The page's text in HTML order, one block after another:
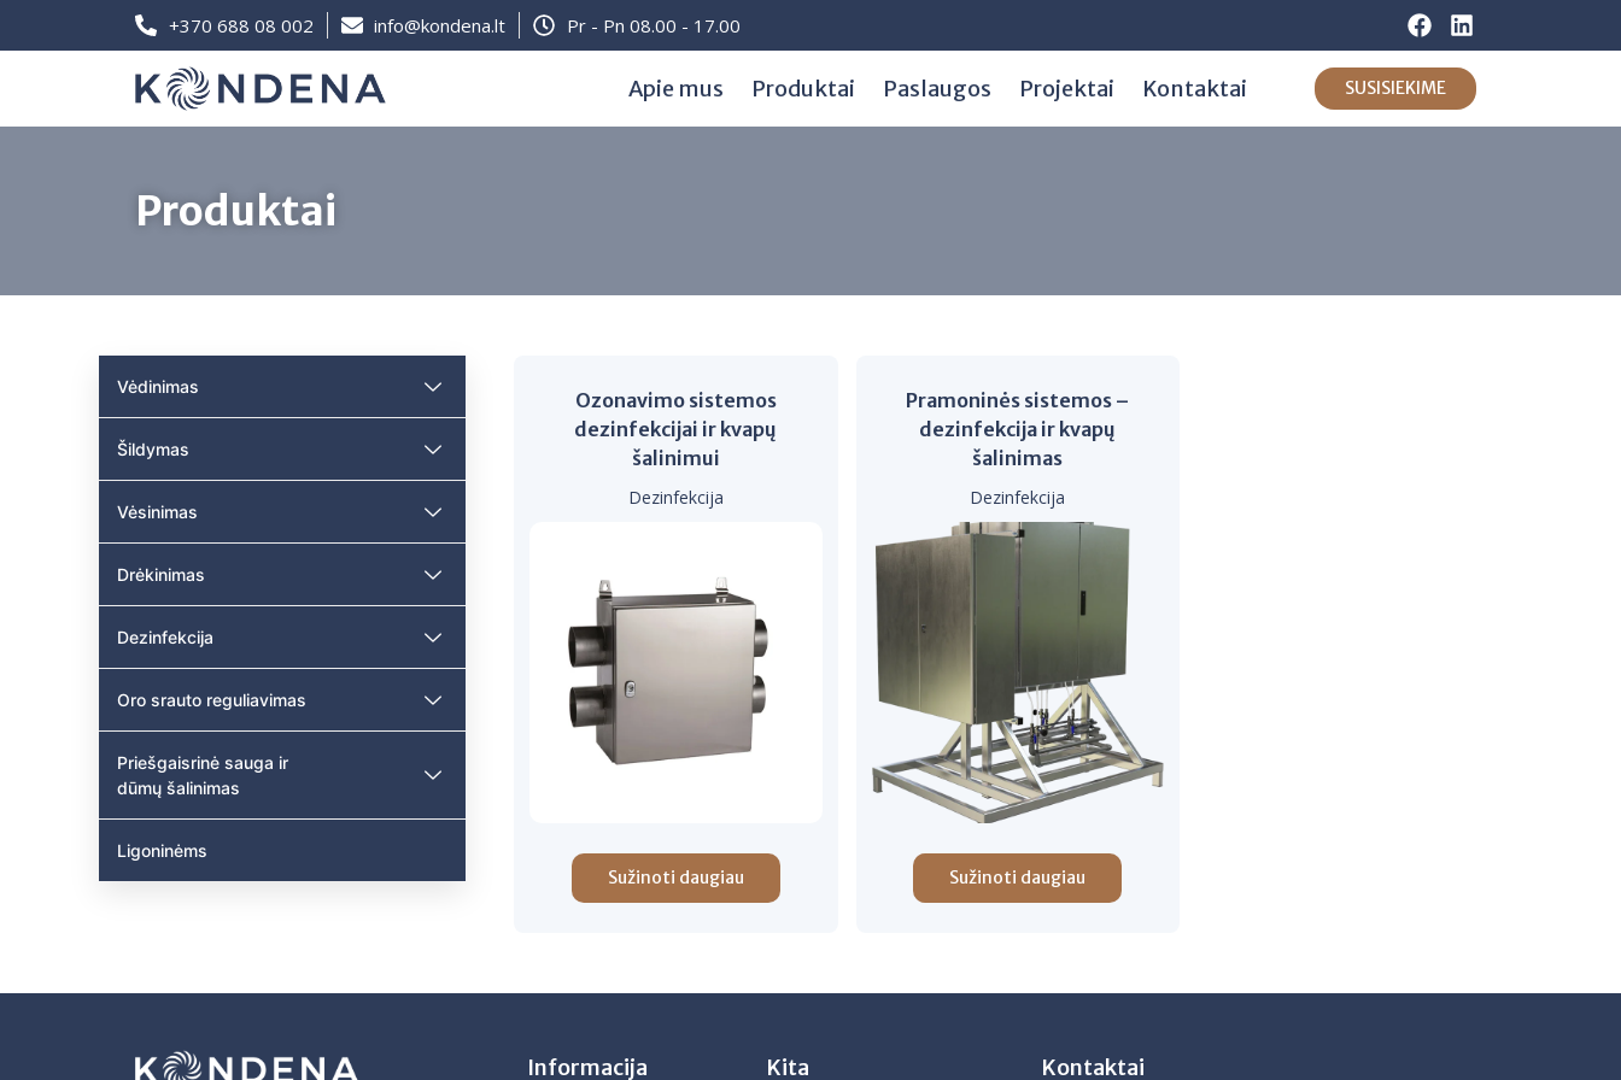
+370 688 08 002 info@kondena.lt Pr - Pn 08.00 - 17.00
Apie mus Produktai Paslaugos Projektai Kontaktai SUSISIEKIME
Produktai
Vėdinimas
Šildymas
Vėsinimas
Drėkinimas
Dezinfekcija
Oro srauto reguliavimas
Priešgaisrinė sauga ir
dūmų šalinimas
Ligoninėms
Ozonavimo sistemos
dezinfekcijai ir kvapų
šalinimui
Dezinfekcija
Sužinoti daugiau
Pramoninės sistemos –
dezinfekcija ir kvapų
šalinimas
Dezinfekcija
Sužinoti daugiau
Informacija Kita Kontaktai